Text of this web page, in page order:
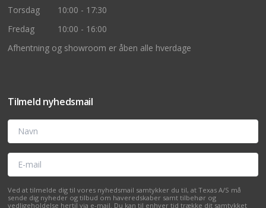
Torsdag
10:00 - 17:30
Fredag
10:00 - 16:00
Afhentning og showroom er åben alle hverdage
Tilmeld nyhedsmail
Navn
E-mail
Ved at tilmelde dig til vores nyhedsmail samtykker du til, at Texas A/S må
sende dig nyheder og tilbud om haveredskaber samt tilbehør og
vedligeholdelse hertil via e-mail. Du kan til enhver tid trække dit samtykket